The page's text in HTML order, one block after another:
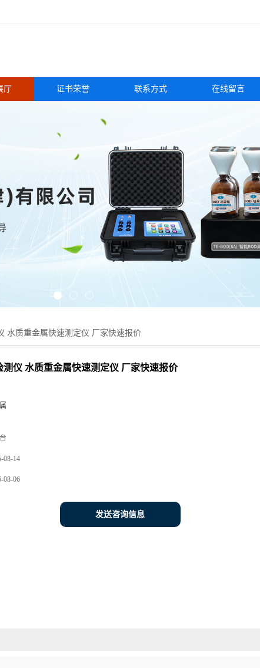
厅 证书荣誉 联系方式 在线留言
水质重金属快速测定仪 厂家快速报价
测仪 水质重金属快速测定仪 厂家快速报价
08-14
08-06
发送咨询信息